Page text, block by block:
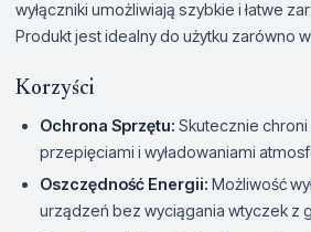
wyłączniki umożliwiają szybkie i łatwe
Produkt jest idealny do użytku zarówno
Korzyści
Ochrona Sprzętu: Skutecznie
przepięciami i wyładowaniami
Oszczędność Energii: Możliwość
urządzeń bez wyciągania wtyczek z